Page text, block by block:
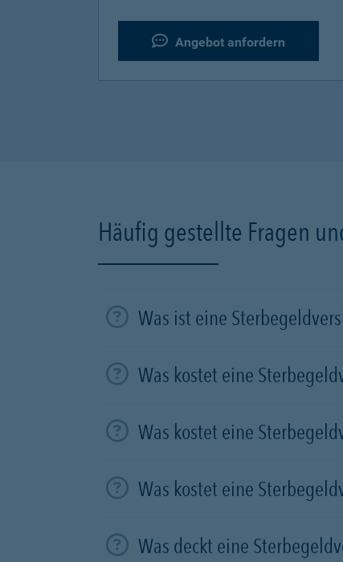
Angebot anfordern
Häufig gestellte Fragen
Was ist eine
Was kostet eine
Was kostet eine
Was kostet eine
Was deckt eine